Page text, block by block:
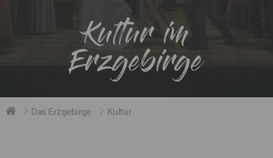
Kultur im
Erzgebirge
Das Erzgebirge Kultur